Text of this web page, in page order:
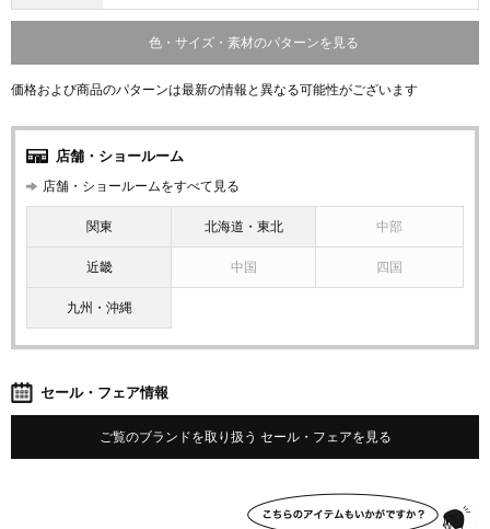
色・サイズ・素材のパターンを見る
価格および商品のパターンは最新の情報と異なる可能性がございます
店舗・ショールーム
店舗・ショールームをすべて見る
関東 北海道・東北 中部
近畿 中国 四国
九州・沖縄
セール・フェア情報
ご覧のブランドを取り扱う セール・フェアを見る